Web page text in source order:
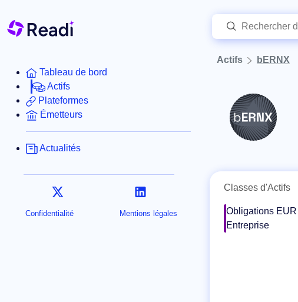
Tableau de bord
Actifs
Plateformes
Émetteurs
Actualités
Confidentialité Mentions légales
Actifs bERNX
Classes d'Actifs
Obligations
Entreprise